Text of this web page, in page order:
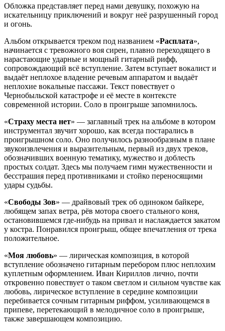
Обложка представляет перед нами девушку, похожую на
искательницу приключений и вокруг неё разрушенный город
и огонь.
Альбом открывается треком под названием «Расплата»,
начинается с тревожного воя сирен, плавно переходящего в
нарастающие ударные и мощный гитарный рифф,
сопровождающий всё вступление. Затем вступает вокалист и
выдаёт неплохое владение речевым аппаратом и выдаёт
неплохие вокальные пассажи. Текст повествует о
Чернобыльской катастрофе и её месте в контексте
современной истории. Соло в проигрыше запомнилось.
«Страху места нет» — заглавный трек на альбоме в котором
инструментал звучит хорошо, как всегда постарались в
проигрышном соло. Оно получилось разнообразным в плане
звукоизвлечения и выразительным, первый из двух треков,
обозначивших военную тематику, мужество и доблесть
простых солдат. Здесь мы получаем гимн мужественности и
бесстрашия перед противниками и стойко переносящими
удары судьбы.
«Свободы Зов» — драйвовый трек об одиноком байкере,
любящем запах ветра, рёв мотора своего стального коня,
остановившемся где-нибудь на привал и наслаждается закатом
у костра. Понравился проигрыш, общее впечатления от трека
положительное.
«Моя любовь» — лирическая композиция, в которой
вступление обозначено гитарным перебором плюс неплохим
куплетным оформлением. Иван Кириллов лично, почти
откровенно повествует о таком светлом и сильном чувстве как
любовь, лирическое вступление в середине композиции
перебивается сочным гитарным риффом, усиливающемся в
припеве, перетекающий в мелодичное соло в проигрыше,
также завершающем композицию.